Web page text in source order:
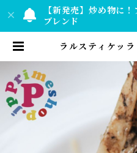
【新発売】炒め物に
ブレンド
ラルスティケッ
ース La
ァータ【保存料
プライムショ